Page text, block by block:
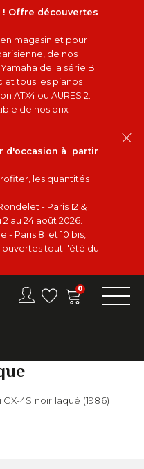
! Offre découvertes
magasin et pour
de nos
de la série B
et tous les pianos
ATX4 ou AURES 2.
de nos prix
d'occasion à partir
les quantités
- Paris 12 &
au 24 août 2026.
- Paris 8 et 10 bis,
ouvertes tout l'été du
0
CX-4S noir laqué (1986)